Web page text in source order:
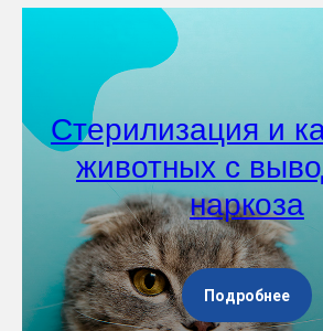
Стерилизация и
животных с
наркоза
Подробнее